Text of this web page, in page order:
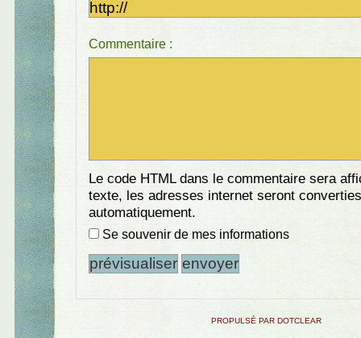
Commentaire :
Le code HTML dans le commentaire sera
texte, les adresses internet seront converties
automatiquement.
Se souvenir de mes informations
PROPULSÉ PAR DOTCLEAR